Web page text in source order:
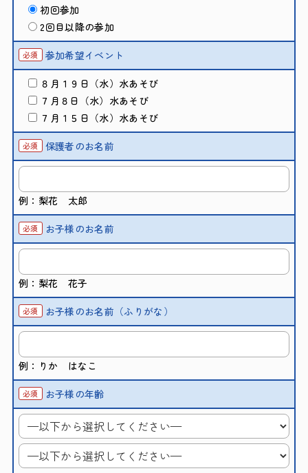
初回参加
2回目以降の参加
必須 参加希望イベント
８月１９日（水）水あそび
７月８日（水）水あそび
７月１５日（水）水あそび
必須 保護者のお名前
例：梨花 太郎
必須 お子様のお名前
例：梨花 花子
必須 お子様のお名前（ふりがな）
例：りか はなこ
必須 お子様の年齢